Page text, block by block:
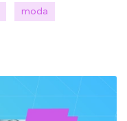
moda